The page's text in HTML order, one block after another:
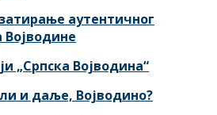
аутентичног
Војводине
„Српска Војводина“
и даље, Војводино?